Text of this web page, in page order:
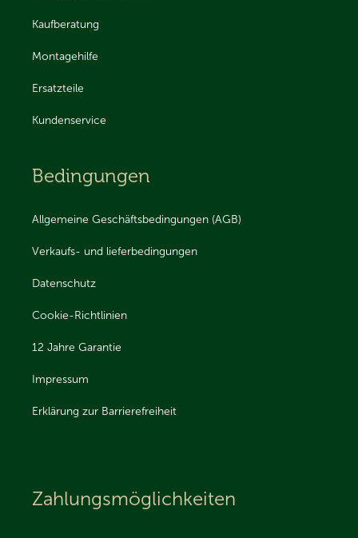
Kaufberatung
Montagehilfe
Ersatzteile
Kundenservice
Bedingungen
Allgemeine Geschäftsbedingungen (AGB)
Verkaufs- und lieferbedingungen
Datenschutz
Cookie-Richtlinien
12 Jahre Garantie
Impressum
Erklärung zur Barrierefreiheit
Zahlungsmöglichkeiten